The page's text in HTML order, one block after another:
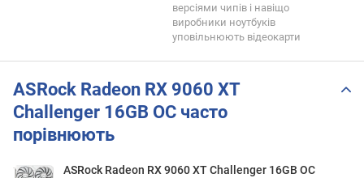
версіями чипів і навіщо
виробники ноутбуків
уповільнюють відеокарти
ASRock Radeon RX 9060 XT
Challenger 16GB OC часто
порівнюють
ASRock Radeon RX 9060 XT Challenger 16GB OC